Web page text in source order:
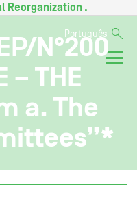
Reorganization .
Português
N°200
– THE
a. The